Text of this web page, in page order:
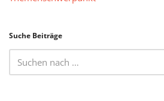
Suche Beiträge